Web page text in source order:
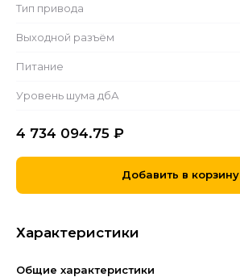
Тип привода
Выходной разъём
Питание
Уровень шума дбА
4 734 094.75 ₽
Добавить в корзину
Характеристики
Общие характеристики